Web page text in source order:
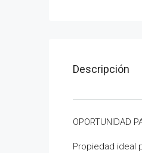
Descripción
OPORTUNIDAD
Propiedad ideal